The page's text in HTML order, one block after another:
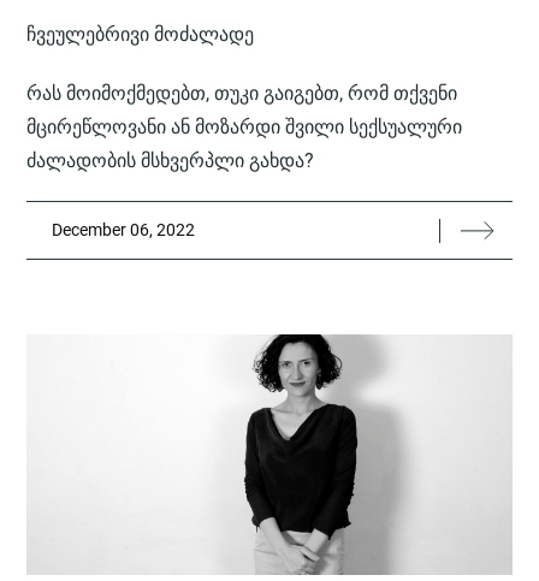
ᲩᲕᲔᲣᲚᲔᲑᲠᲘᲕᲘ ᲛᲝᲫᲐᲚᲐᲓᲔ
რას მოიმოქმედებთ, თუკი გაიგებთ, რომ თქვენი
მცირეწლოვანი ან მოზარდი შვილი სექსუალური
ძალადობის მსხვერპლი გახდა?
December 06, 2022